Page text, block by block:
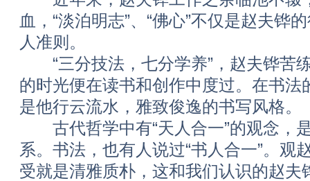
血，“淡泊明志”、“佛心”不仅是赵夫铧
人准则。
“三分技法，七分学养”，赵夫铧苦
的时光便在读书和创作中度过。在书法
是他行云流水，雅致俊逸的书写风格。
古代哲学中有“天人合一”的观念，
系。书法，也有人说过“书人合一”。观
受就是清雅质朴，这和我们认识的赵夫